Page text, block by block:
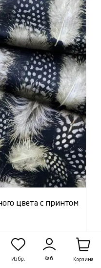
Избр. Каб. Корзина
цвета с принтом